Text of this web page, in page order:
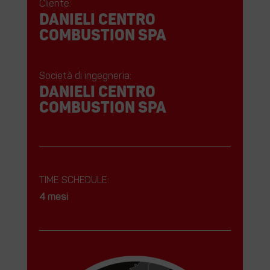
Cliente:
DANIELI CENTRO
COMBUSTION SPA
Società di ingegneria:
DANIELI CENTRO
COMBUSTION SPA
TIME SCHEDULE:
4 mesi